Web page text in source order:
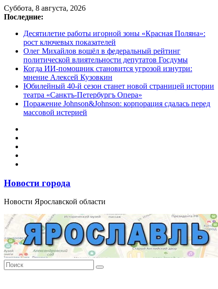
Перейти
к
Суббота, 8 августа, 2026
Последние:
Десятилетие работы игорной зоны «Красная Поляна»:
рост ключевых показателей
Олег Михайлов вошёл в федеральный рейтинг
политической влиятельности депутатов Госдумы
Когда ИИ-помощник становится угрозой изнутри:
мнение Алексей Кузовкин
Юбилейный 40-й сезон станет новой страницей истории
театра «Санктъ-Петербургъ Опера»
Поражение Johnson&Johnson: корпорация сдалась перед
массовой истерией
Новости города
Новости Ярославской области